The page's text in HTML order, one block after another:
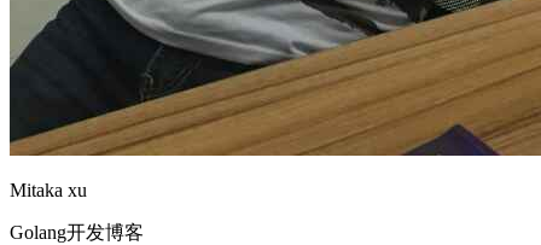
Mitaka xu
Golang开发博客